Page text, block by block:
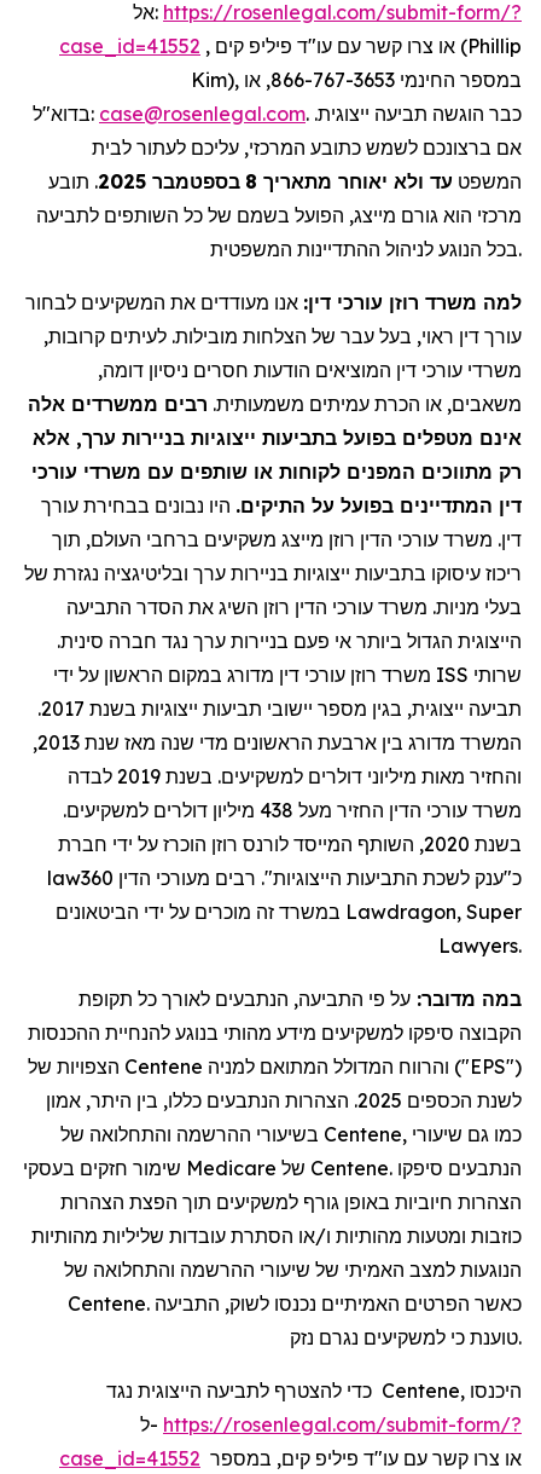
אל: https://rosenlegal.com/submit-form/?
case_id=41552 , או צרו קשר עם עו"ד פיליפ קים (Phillip
Kim), במספר החינמי 866-767-3653, או
בדוא"ל: case@rosenlegal.com. כבר הוגשה תביעה ייצוגית.
אם ברצונכם לשמש כתובע המרכזי, עליכם לעתור לבית
המשפט עד ולא יאוחר מתאריך 8 בספטמבר 2025 . תובע
מרכזי הוא גורם מייצג, הפועל בשמם של כל השותפים לתביעה
בכל הנוגע לניהול ההתדיינות המשפטית.
למה משרד רוזן עורכי דין: אנו מעודדים את המשקיעים לבחור
עורך דין ראוי, בעל עבר של הצלחות מובילות. לעיתים קרובות,
משרדי עורכי דין המוציאים הודעות חסרים ניסיון דומה,
משאבים, או הכרת עמיתים משמעותית. רבים ממשרדים אלה
אינם מטפלים בפועל בתביעות ייצוגיות בניירות ערך, אלא
רק מתווכים המפנים לקוחות או שותפים עם משרדי עורכי
דין המתדיינים בפועל על התיקים. היו נבונים בבחירת עורך
דין. משרד עורכי הדין רוזן מייצג משקיעים ברחבי העולם, תוך
ריכוז עיסוקו בתביעות ייצוגיות בניירות ערך ובליטיגציה נגזרת של
בעלי מניות. משרד עורכי הדין רוזן השיג את הסדר התביעה
הייצוגית הגדול ביותר אי פעם בניירות ערך נגד חברה סינית.
משרד רוזן עורכי דין מדורג במקום הראשון על ידי ISS שרותי
תביעה ייצוגית, בגין מספר יישובי תביעות ייצוגיות בשנת 2017.
המשרד מדורג בין ארבעת הראשונים מדי שנה מאז שנת 2013,
והחזיר מאות מיליוני דולרים למשקיעים. בשנת 2019 לבדה
משרד עורכי הדין החזיר מעל 438 מיליון דולרים למשקיעים.
בשנת 2020, השותף המייסד לורנס רוזן הוכרז על ידי חברת
law360 כ"ענק לשכת התביעות הייצוגיות". רבים מעורכי הדין
במשרד זה מוכרים על ידי הביטאונים Lawdragon, Super
Lawyers.
במה מדובר: על פי התביעה, הנתבעים לאורך כל תקופת
הקבוצה סיפקו למשקיעים מידע מהותי בנוגע להנחיית ההכנסות
הצפויות של Centene והרווח המדולל המתואם למניה ("EPS")
לשנת הכספים 2025. הצהרות הנתבעים כללו, בין היתר, אמון
בשיעורי ההרשמה והתחלואה של Centene, כמו גם שיעורי
שימור חזקים בעסקי Medicare של Centene. הנתבעים סיפקו
הצהרות חיוביות באופן גורף למשקיעים תוך הפצת הצהרות
כוזבות ומטעות מהותיות ו/או הסתרת עובדות שליליות מהותיות
הנוגעות למצב האמיתי של שיעורי ההרשמה והתחלואה של
Centene. כאשר הפרטים האמיתיים נכנסו לשוק, התביעה
טוענת כי למשקיעים נגרם נזק.
כדי להצטרף לתביעה הייצוגית נגד Centene, היכנסו
ל- https://rosenlegal.com/submit-form/?
case_id=41552